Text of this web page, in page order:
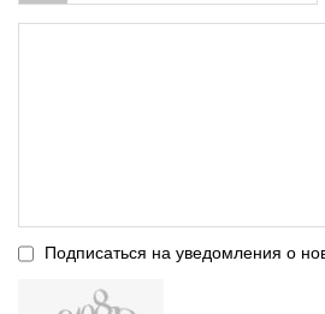
Подписаться на уведомления о